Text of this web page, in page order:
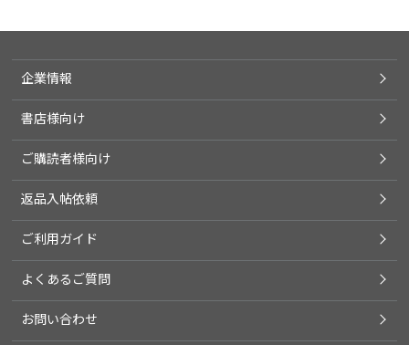
企業情報
書店様向け
ご購読者様向け
返品入帖依頼
ご利用ガイド
よくあるご質問
お問い合わせ